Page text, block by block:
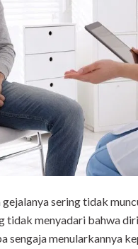
gejalanya sering tidak
tidak menyadari bahwa
sengaja menularkannya